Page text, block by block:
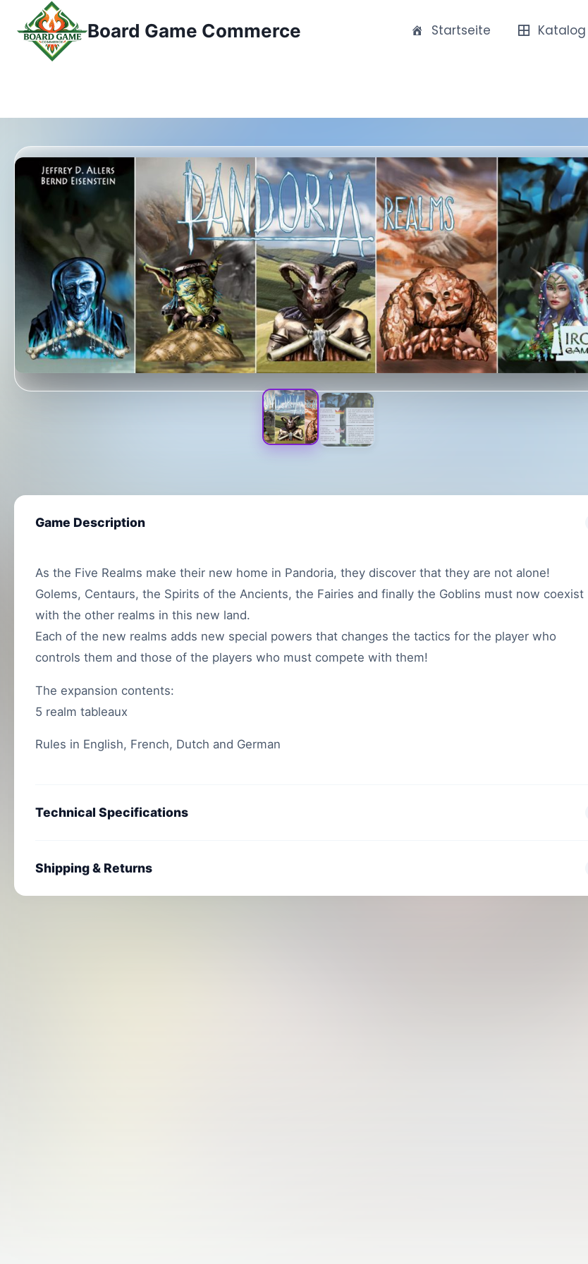
Inhalt
springen
Board Game Commerce Startseite Katalog
Game Description
As the Five Realms make their new home in Pandoria, they discover that they are not alone!
Golems, Centaurs, the Spirits of the Ancients, the Fairies and finally the Goblins must now coexist
with the other realms in this new land.
Each of the new realms adds new special powers that changes the tactics for the player who
controls them and those of the players who must compete with them!
The expansion contents:
5 realm tableaux
Rules in English, French, Dutch and German
Technical Specifications
Shipping & Returns